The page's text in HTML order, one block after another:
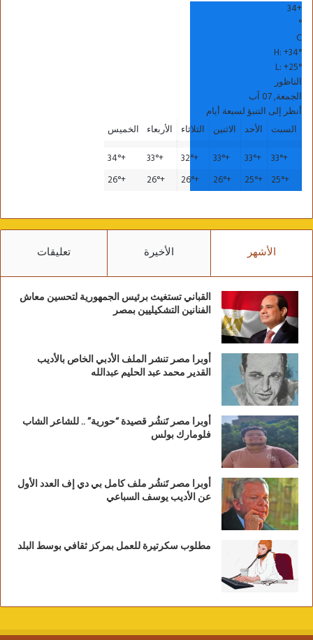
+
34
°
C
H:+34°
L:+25°
الناظور
الجمعة, 07 آب
أنظر إلى التنبؤ لسبعة أيام
السبت
الأحد الاثنين الثلاثاء الأربعاء
الخميس
+
33°
+
33°
+
33°
+
32°
+
33°
+
34°
+
25°
+
25°
+
26°
+
26°
+
26°
+
26°
الأشهر الأخيرة تعليقات
القباني تستغيث برئيس الجمهورية لتحسين معاش
الفنانين التشكيليين بمصر
أوبرا مصر تنشر الملف الأدبي الخاص بالأديب
القدير محمد عبد الحليم عبدالله
أوبرا مصر تَنشُر قصيدة “حورية” .. للشاعر الشاب
فلومارك بولس
أوبرا مصر تَنشُر ملف كامل بي دي إف العدد الأول
عن الأديب يوسف السباعي
مطلوب سكرتيرة للعمل بمركز ثقافي بوسط البلد